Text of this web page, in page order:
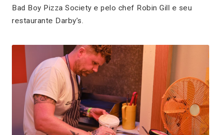
Bad Boy Pizza Society e pelo chef Robin Gill e seu
restaurante Darby’s.